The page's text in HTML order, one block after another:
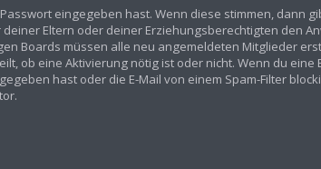
eingegeben hast. Wenn diese stimmen, dann
Eltern oder deiner Erziehungsberechtigten den
Boards müssen alle neu angemeldeten Mitglieder
ob eine Aktivierung nötig ist oder nicht. Wenn du
hast oder die E-Mail von einem Spam-Filter